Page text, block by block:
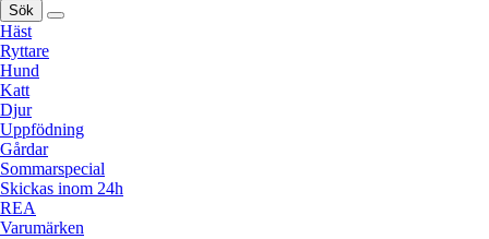
Sök
Häst
Ryttare
Hund
Katt
Djur
Uppfödning
Gårdar
Sommarspecial
Skickas inom 24h
REA
Varumärken